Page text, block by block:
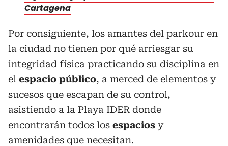
Cartagena
Por consiguiente, los amantes del parkour en
la ciudad no tienen por qué arriesgar su
integridad física practicando su disciplina en
el espacio público, a merced de elementos y
sucesos que escapan de su control,
asistiendo a la Playa IDER donde
encontrarán todos los espacios y
amenidades que necesitan.